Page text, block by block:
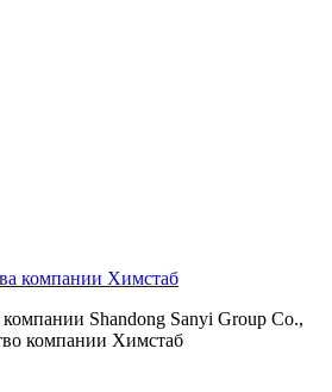
компании Химстаб
Shandong Sanyi Group Co.,
компании Химстаб